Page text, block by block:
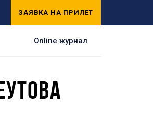
ЗАЯВКА НА ПРИЛЕТ
Online журнал